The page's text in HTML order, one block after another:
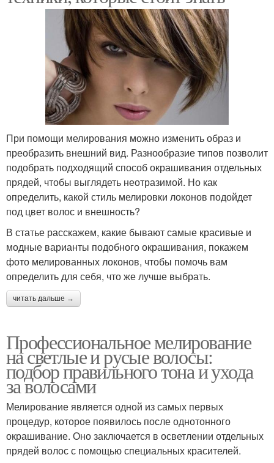
При помощи мелирования можно изменить образ и
преобразить внешний вид. Разнообразие типов позволит
подобрать подходящий способ окрашивания отдельных
прядей, чтобы выглядеть неотразимой. Но как
определить, какой стиль мелировки локонов подойдет
под цвет волос и внешность?
В статье расскажем, какие бывают самые красивые и
модные варианты подобного окрашивания, покажем
фото мелированных локонов, чтобы помочь вам
определить для себя, что же лучше выбрать.
читать дальше →
Профессиональное мелирование
на светлые и русые волосы:
подбор правильного тона и ухода
за волосами
Мелирование является одной из самых первых
процедур, которое появилось после однотонного
окрашивание. Оно заключается в осветлении отдельных
прядей волос с помощью специальных красителей.